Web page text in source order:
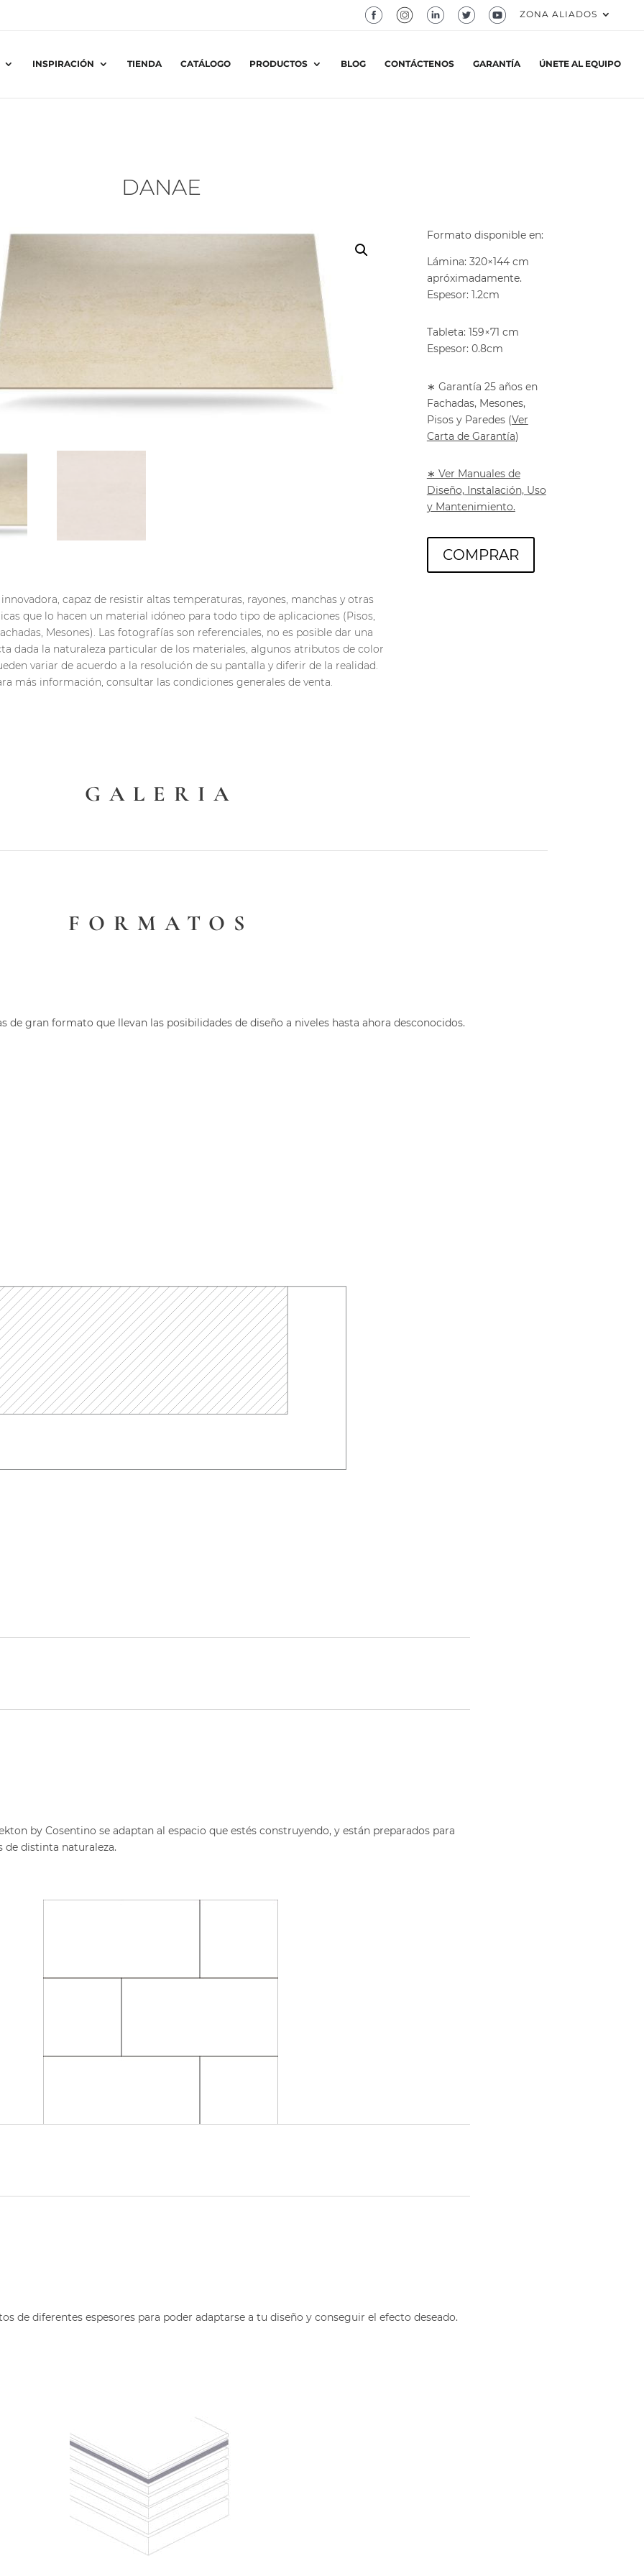
ZONA ALIADOS
INSPIRACIÓN TIENDA CATÁLOGO PRODUCTOS BLOG CONTÁCTENOS GARANTÍA ÚNETE AL EQUIPO
DANAE
capaz de resistir altas temperaturas, rayones, manchas y otras
que lo hacen un material idóneo para todo tipo de aplicaciones (Pisos,
Mesones). Las fotografías son referenciales, no es posible dar una
dada la naturaleza particular de los materiales, algunos atributos de color
variar de acuerdo a la resolución de su pantalla y diferir de la realidad.
más información, consultar las condiciones generales de venta.
Formato disponible en:
Lámina: 320×144 cm
apróximadamente.
Espesor: 1.2cm
Tableta: 159×71 cm
Espesor: 0.8cm
∗ Garantía 25 años en
Fachadas, Mesones,
Pisos y Paredes (Ver
Carta de Garantía)
∗ Ver Manuales de
Diseño, Instalación, Uso
y Mantenimiento.
COMPRAR
GALERIA
FORMATOS
de gran formato que llevan las posibilidades de diseño a niveles hasta ahora desconocidos.
by Cosentino se adaptan al espacio que estés construyendo, y están preparados para
de distinta naturaleza.
de diferentes espesores para poder adaptarse a tu diseño y conseguir el efecto deseado.